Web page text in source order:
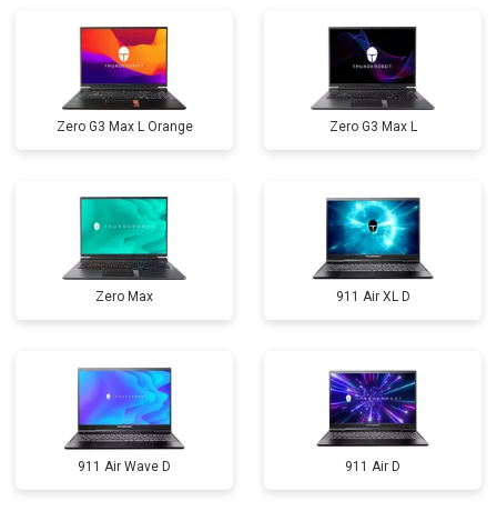
Zero G3 Max L Orange Zero G3 Max L
Zero Max 911 Air XL D
911 Air Wave D 911 Air D